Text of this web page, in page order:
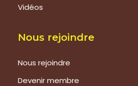
Vidéos
Nous rejoindre
Nous rejoindre
Devenir membre